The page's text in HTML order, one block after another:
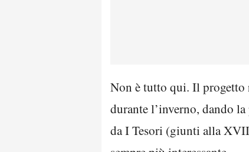
Non è tutto qui. Il progetto
durante l’inverno, dando
da I Tesori (giunti alla